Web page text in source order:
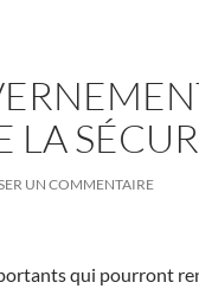
LA
UN COMMENTAIRE
qui pourront